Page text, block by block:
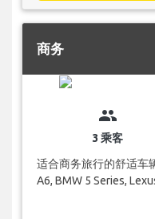
商务
group
3 乘客
适合商务旅行的舒适车
A6, BMW 5 Series,